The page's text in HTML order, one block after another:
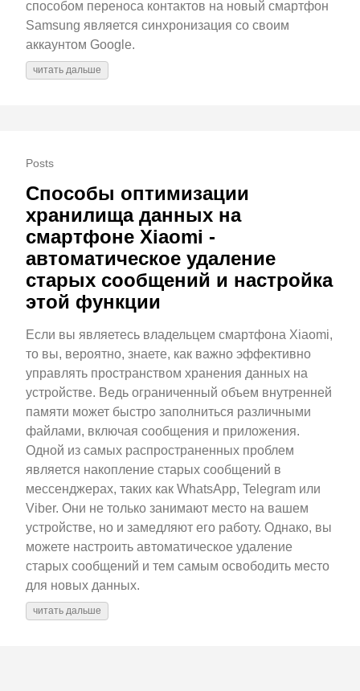
способом переноса контактов на новый смартфон
Samsung является синхронизация со своим
аккаунтом Google.
читать дальше
Posts
Способы оптимизации
хранилища данных на
смартфоне Xiaomi -
автоматическое удаление
старых сообщений и настройка
этой функции
Если вы являетесь владельцем смартфона Xiaomi,
то вы, вероятно, знаете, как важно эффективно
управлять пространством хранения данных на
устройстве. Ведь ограниченный объем внутренней
памяти может быстро заполниться различными
файлами, включая сообщения и приложения.
Одной из самых распространенных проблем
является накопление старых сообщений в
мессенджерах, таких как WhatsApp, Telegram или
Viber. Они не только занимают место на вашем
устройстве, но и замедляют его работу. Однако, вы
можете настроить автоматическое удаление
старых сообщений и тем самым освободить место
для новых данных.
читать дальше